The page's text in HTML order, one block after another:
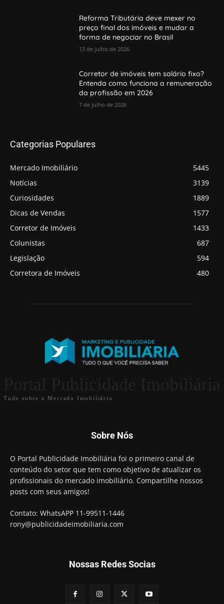
Reforma Tributária deve mexer no
preço final dos imóveis e mudar a
forma de negociar no Brasil
13 de julho de 2026
Corretor de imóveis tem salário fixo?
Entenda como funciona a remuneração
da profissão em 2026
7 de julho de 2026
Categorias Populares
Mercado Imobiliário
5445
Notícias
3139
Curiosidades
1889
Dicas de Vendas
1577
Corretor de Imóveis
1433
Colunistas
687
Legislação
594
Corretora de Imóveis
480
Tudo sobre o Mercado Imobiliário
Sobre Nós
O Portal Publicidade Imobiliária foi o primeiro canal de
conteúdo do setor que tem como objetivo de atualizar os
profissionais do mercado imobiliário. Compartilhe nossos
posts com seus amigos!
Contato: WhatsAPP 11-99511-1446
rony@publicidadeimobiliaria.com
Nossas Redes Socias